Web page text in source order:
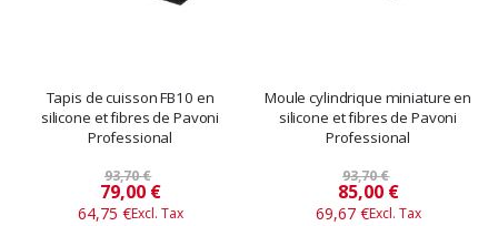
Tapis de cuisson FB10 en
silicone et fibres de Pavoni
Professional
93,70 €
Prix
​​
spécial
79,00 €
64,75 €
Moule cylindrique miniature en
silicone et fibres de Pavoni
Professional
93,70 €
Prix
​​
spécial
85,00 €
69,67 €